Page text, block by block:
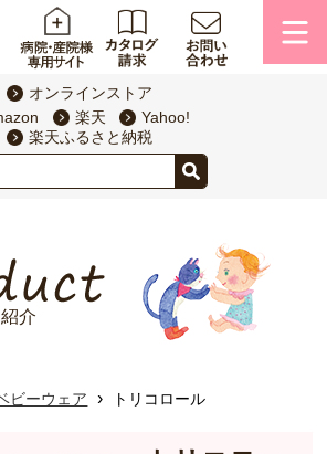
オンラインストア
楽天
Yahoo!
楽天ふるさと納税
介
ビーウェア › トリコロール